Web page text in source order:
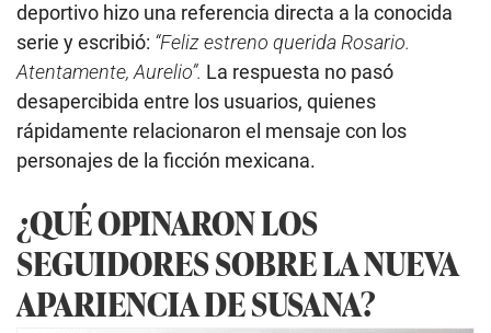
deportivo hizo una referencia directa a la conocida
serie y escribió: “Feliz estreno querida Rosario.
Atentamente, Aurelio”. La respuesta no pasó
desapercibida entre los usuarios, quienes
rápidamente relacionaron el mensaje con los
personajes de la ficción mexicana.
¿QUÉ OPINARON LOS
SEGUIDORES SOBRE LA NUEVA
APARIENCIA DE SUSANA?